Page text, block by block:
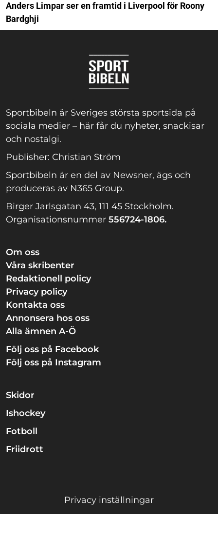
Anders Limpar ser en framtid i Liverpool för Roony
Bardghji
Sportbibeln är Sveriges största sportsida på
sociala medier – här får du nyheter, snackisar
och nostalgi.
Publisher: Christian Ström
Sportbibeln är en del av Newsner, ägs och
produceras av N365 Group.
Birger Jarlsgatan 43, 111 45 Stockholm.
Organisationsnummer 556724-1806.
Om oss
Våra skribenter
Redaktionell policy
Privacy policy
Kontakta oss
Annonsera hos oss
Alla ämnen A-Ö
Följ oss på Facebook
Följ oss på Instagram
Skidor
Ishockey
Fotboll
Friidrott
Privacy inställningar